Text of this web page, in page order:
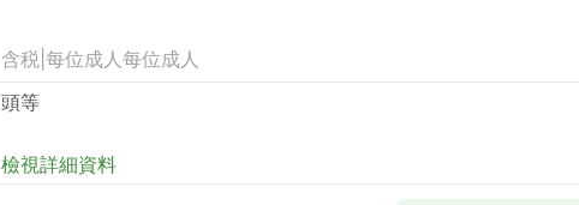
含税 每位成人每位成人
頭等
檢視詳細資料